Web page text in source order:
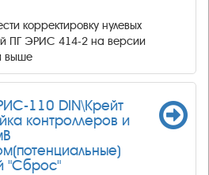
корректировку нулевых
ПГ ЭРИС 414-2 на версии
выше
110 DIN\Крейт
контроллеров и
"Сброс"